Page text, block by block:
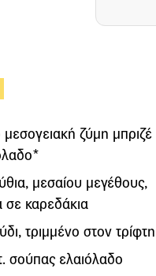
ζύμη μπριζέ
μεσαίου μεγέθους,
σε καρεδάκια
τριμμένο στον τρίφτη
σούπας ελαιόλαδο